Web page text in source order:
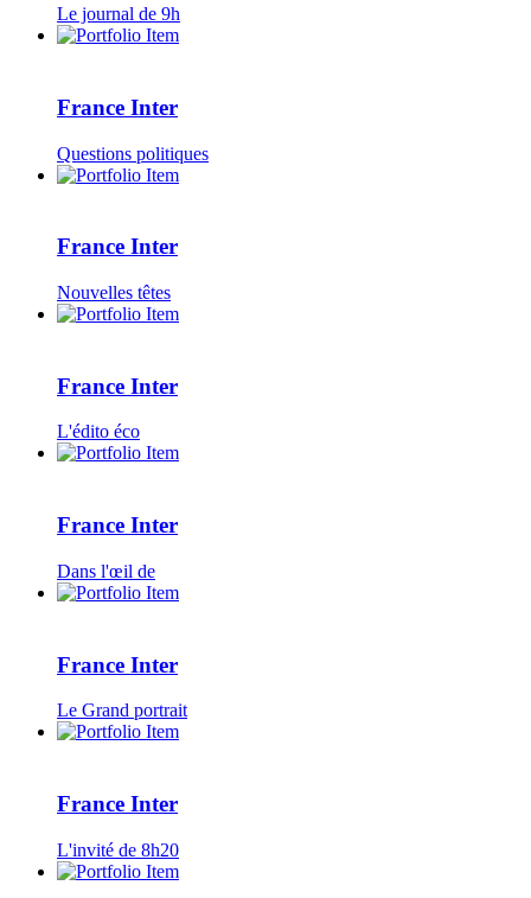
Le journal de 9h
France Inter
Questions politiques
France Inter
Nouvelles têtes
France Inter
L'édito éco
France Inter
Dans l'œil de
France Inter
Le Grand portrait
France Inter
L'invité de 8h20